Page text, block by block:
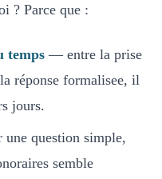
? Parce que :
temps — entre la prise
réponse formalisee, il
jours.
question simple,
semble